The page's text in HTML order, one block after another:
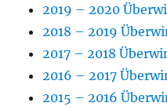
2019 – 2020
2018 – 2019
2017 – 2018
2016 – 2017
2015 – 2016